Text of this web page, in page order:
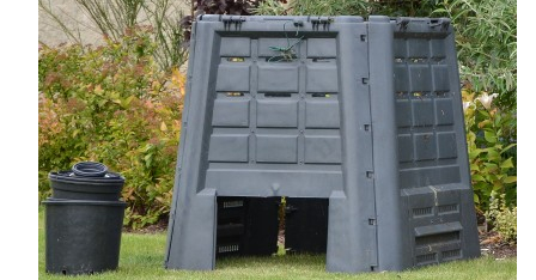
Vysokotlaké
čističe
Ruční
nářadí
Rozmetadla
a posypové
vozíky
Zametací
klimatizace
Nabíječky
Příslušenství
Topidla